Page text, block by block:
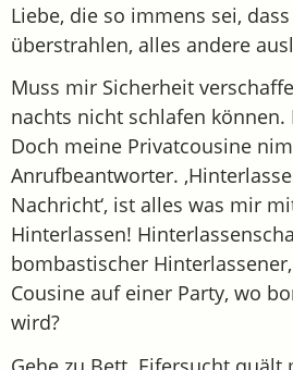
Liebe, die so immens sei,
überstrahlen, alles andere
Muss mir Sicherheit
nachts nicht schlafen können.
Doch meine Privatcousine
Anrufbeantworter.
Nachricht‘, ist alles was mir
Hinterlassen!
bombastischer
Cousine auf einer Party, wo
wird?